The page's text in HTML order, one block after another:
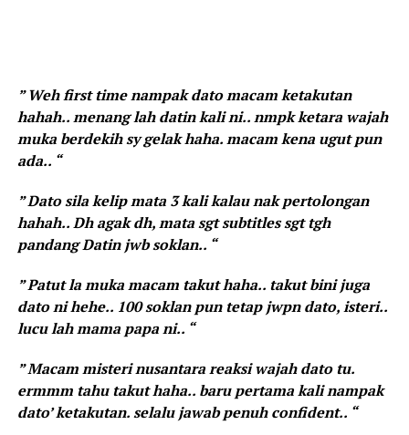
” Weh first time nampak dato macam ketakutan
hahah.. menang lah datin kali ni.. nmpk ketara wajah
muka berdekih sy gelak haha. macam kena ugut pun
ada.. “
” Dato sila kelip mata 3 kali kalau nak pertolongan
hahah.. Dh agak dh, mata sgt subtitles sgt tgh
pandang Datin jwb soklan.. “
” Patut la muka macam takut haha.. takut bini juga
dato ni hehe.. 100 soklan pun tetap jwpn dato, isteri..
lucu lah mama papa ni.. “
” Macam misteri nusantara reaksi wajah dato tu.
ermmm tahu takut haha.. baru pertama kali nampak
dato’ ketakutan. selalu jawab penuh confident.. “